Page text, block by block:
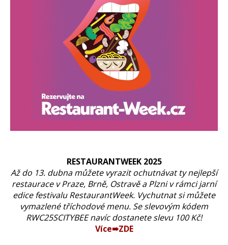
RESTAURANTWEEK 2025
Až do 13. dubna můžete vyrazit ochutnávat ty nejlepší
restaurace v Praze, Brně, Ostravě a Plzni v rámci jarní
edice festivalu RestaurantWeek. Vychutnat si můžete
vymazlené tříchodové menu. Se slevovým kódem
RWC25SCITYBEE navíc dostanete slevu 100 Kč!
Více➠ZDE